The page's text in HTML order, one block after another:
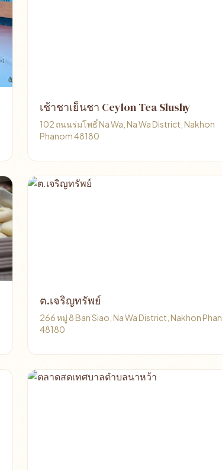
เช้าชาเย็นชา Ceylon Tea Slushy
102 ถนนร่มโพธิ์ Na Wa, Na Wa District, Nakhon
Phanom 48180
ต.เจริญทรัพย์
266 หมู่ 8 Ban Siao, Na Wa District, Nakhon
48180